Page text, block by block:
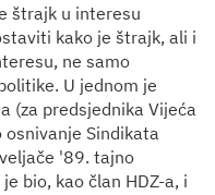
štrajk u interesu
kako je štrajk, ali i
ne samo
U jednom je
(za predsjednika Vijeća
osnivanje Sindikata
'89. tajno
bio, kao član HDZ-a, i